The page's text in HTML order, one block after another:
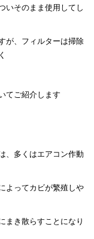
いそのまま使用してし
が、フィルターは掃除
てご紹介します
、多くはエアコン作動
よってカビが繁殖しや
まき散らすことになり